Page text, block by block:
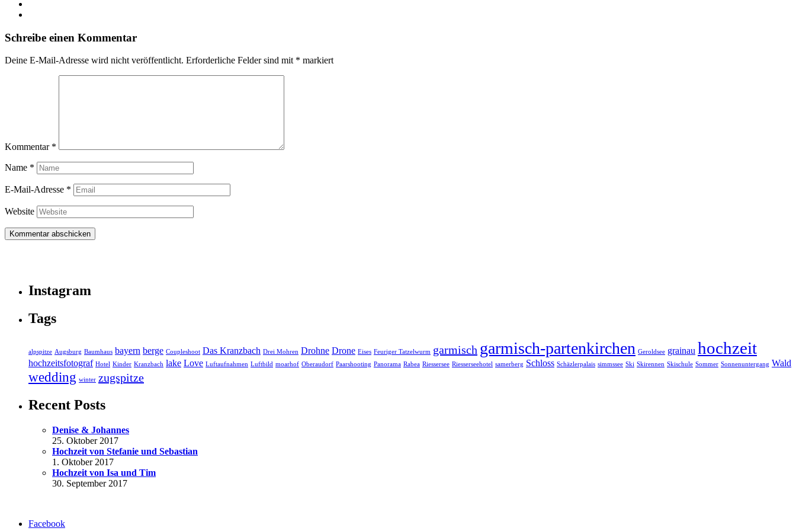
Schreibe einen Kommentar
Deine E-Mail-Adresse wird nicht veröffentlicht. Erforderliche Felder sind mit * markiert
Kommentar *
Name *
E-Mail-Adresse *
Website
Instagram
Tags
alpspitze Augsburg Baumhaus bayern berge Coupleshoot Das Kranzbach Drei Mohren Drohne Drone Eises Feuriger Tatzelwurm garmisch garmisch-partenkirchen Geroldsee grainau hochzeit
hochzeitsfotograf Hotel Kinder Kranzbach lake Love Luftaufnahmen Luftbild moarhof Oberaudorf Paarshooting Panorama Rabea Riessersee Riesserseehotel samerberg Schloss Schäzlerpalais simmssee Ski Skirennen Skischule Sommer Sonnenuntergang Wald
wedding winter zugspitze
Recent Posts
Denise & Johannes
25. Oktober 2017
Hochzeit von Stefanie und Sebastian
1. Oktober 2017
Hochzeit von Isa und Tim
30. September 2017
Facebook